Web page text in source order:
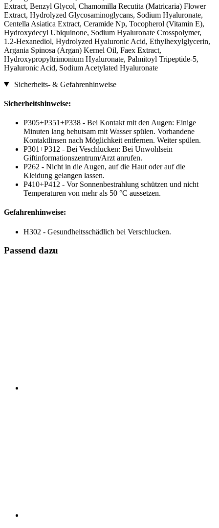
Extract, Benzyl Glycol, Chamomilla Recutita (Matricaria) Flower
Extract, Hydrolyzed Glycosaminoglycans, Sodium Hyaluronate,
Centella Asiatica Extract, Ceramide Np, Tocopherol (Vitamin E),
Hydroxydecyl Ubiquinone, Sodium Hyaluronate Crosspolymer,
1.2-Hexanediol, Hydrolyzed Hyaluronic Acid, Ethylhexylglycerin,
Argania Spinosa (Argan) Kernel Oil, Faex Extract,
Hydroxypropyltrimonium Hyaluronate, Palmitoyl Tripeptide-5,
Hyaluronic Acid, Sodium Acetylated Hyaluronate
Sicherheits- & Gefahrenhinweise
Sicherheitshinweise:
P305+P351+P338 - Bei Kontakt mit den Augen: Einige
Minuten lang behutsam mit Wasser spülen. Vorhandene
Kontaktlinsen nach Möglichkeit entfernen. Weiter spülen.
P301+P312 - Bei Veschlucken: Bei Unwohlsein
Giftinformationszentrum/Arzt anrufen.
P262 - Nicht in die Augen, auf die Haut oder auf die
Kleidung gelangen lassen.
P410+P412 - Vor Sonnenbestrahlung schützen und nicht
Temperaturen von mehr als 50 °C aussetzen.
Gefahrenhinweise:
H302 - Gesundheitsschädlich bei Verschlucken.
Passend dazu